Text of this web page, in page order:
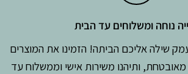
נוחה ומשלוחים עד הבית
שילה אליכם הביתה! הזמינו את המוצרים
ותיהנו משירות אישי וממשלוח עד